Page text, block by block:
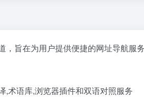
旨在为用户提供便捷的网址导航服
,术语库,浏览器插件和双语对照服务